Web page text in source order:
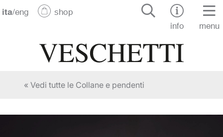
ita/eng
shop
info
menu
« Vedi tutte le Collane e pendenti